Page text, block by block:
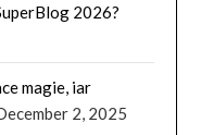
2026?
magie, iar
2, 2025